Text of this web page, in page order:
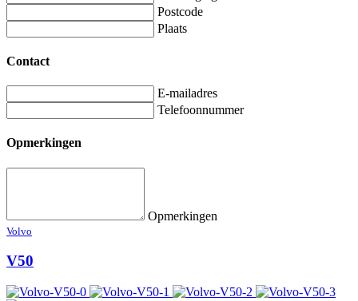
Postcode
Plaats
Contact
E-mailadres
Telefoonnummer
Opmerkingen
Opmerkingen
Volvo
V50